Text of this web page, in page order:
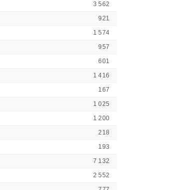
3 562
921
1 574
957
601
1 416
167
1 025
1 200
218
193
7 132
2 552